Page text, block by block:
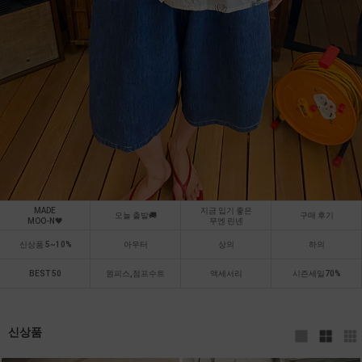
MADE
MOO-N🖤
오늘 출발🚚
지금 입기 좋은
무엔 린넨
구매 후기
신상품 5~10% 아우터 상의 하의
BEST 50 원피스,점프수트 액세서리 시즌세일70%
신상품